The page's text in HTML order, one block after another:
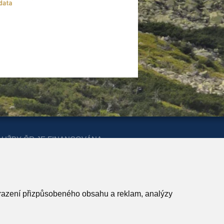
přizpůsobeného obsahu a reklam, analýzy
ČR JE FINANCOVÁNA